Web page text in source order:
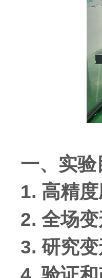
一、实验
1. 高精
2. 全场
3. 研究变